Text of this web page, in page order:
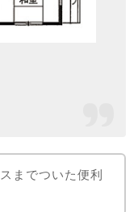
までついた便利